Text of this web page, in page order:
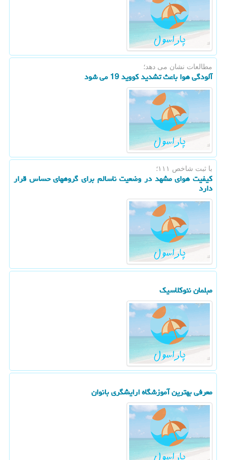
مطالعات نشان می دهد؛
آلودگی هوا باعث تشدید کووید 19 می شود
با ثبت شاخص ۱۱۱؛
کیفیت هوای مشهد در وضعیت ناسالم برای گروههای حساس قرار
دارد
مبلمان نئوکلاسیک
معرفی بهترین آموزشگاه ارایشگری بانوان